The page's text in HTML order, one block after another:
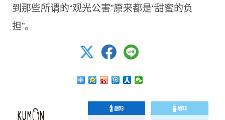
到那些所谓的“观光公害”原来都是“甜蜜的负
担”。